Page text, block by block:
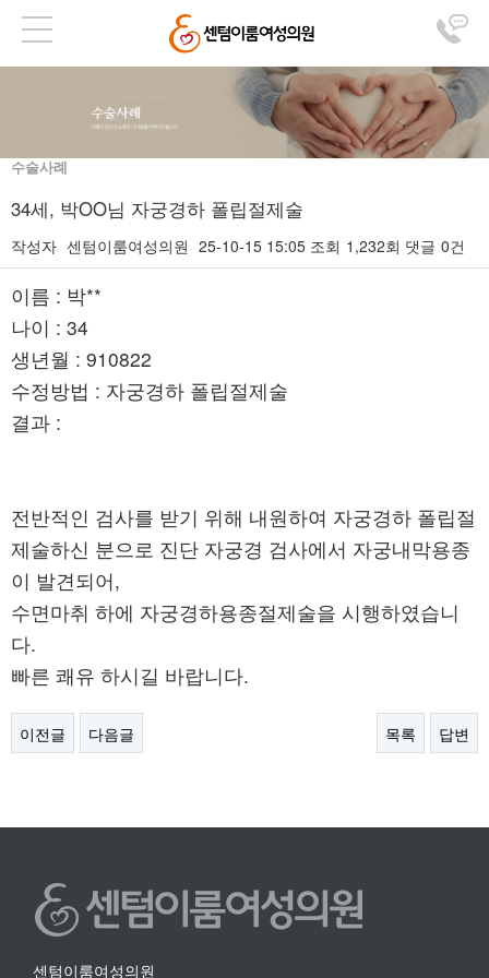
수술사례
34세, 박OO님 자궁경하 폴립절제술
작성자 센텀이룸여성의원 25-10-15 15:05 조회 1,232회 댓글 0건
본문
이름 : 박**
나이 : 34
생년월 : 910822
수정방법 : 자궁경하 폴립절제술
결과 :
전반적인 검사를 받기 위해 내원하여 자궁경하 폴립절
제술하신 분으로 진단 자궁경 검사에서 자궁내막용종
이 발견되어,
수면마취 하에 자궁경하용종절제술을 시행하였습니
다.
빠른 쾌유 하시길 바랍니다.
이전글 다음글 목록 답변
센텀이룸여성의원